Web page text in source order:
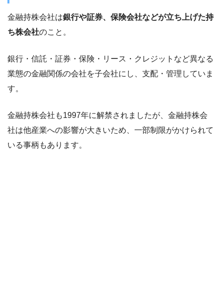
金融持株会社は銀行や証券、保険会社などが立ち上げた持
ち株会社のこと。
銀行・信託・証券・保険・リース・クレジットなど異なる
業態の金融関係の会社を子会社にし、支配・管理していま
す。
金融持株会社も1997年に解禁されましたが、金融持株会
社は他産業への影響が大きいため、一部制限がかけられて
いる事柄もあります。